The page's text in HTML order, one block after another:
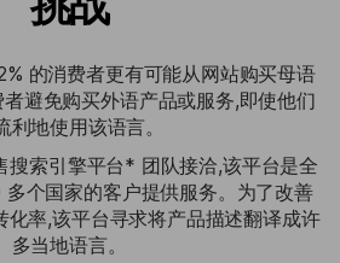
的消费者更有可能从网站购买母语
避免购买外语产品或服务,即使他们
利地使用该语言。
搜索引擎平台* 团队接洽,该平台是全
个国家的客户提供服务。为了改善
化率,该平台寻求将产品描述翻译成许
多当地语言。